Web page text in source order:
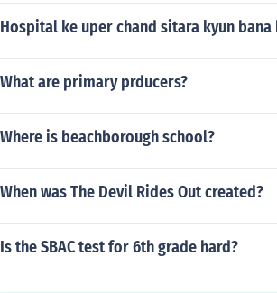
Hospital ke uper chand sitara kyun bana
What are primary prducers?
Where is beachborough school?
When was The Devil Rides Out created?
Is the SBAC test for 6th grade hard?